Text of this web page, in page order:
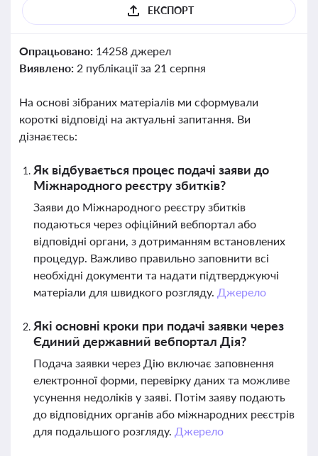
ЕКСПОРТ
Опрацьовано: 14258 джерел
Виявлено: 2 публікації за 21 серпня
На основі зібраних матеріалів ми сформували
короткі відповіді на актуальні запитання. Ви
дізнаєтесь:
Як відбувається процес подачі заяви до
Міжнародного реєстру збитків?
Заяви до Міжнародного реєстру збитків
подаються через офіційний вебпортал або
відповідні органи, з дотриманням встановлених
процедур. Важливо правильно заповнити всі
необхідні документи та надати підтверджуючі
матеріали для швидкого розгляду. Джерело
Які основні кроки при подачі заявки через
Єдиний державний вебпортал Дія?
Подача заявки через Дію включає заповнення
електронної форми, перевірку даних та можливе
усунення недоліків у заяві. Потім заяву подають
до відповідних органів або міжнародних реєстрів
для подальшого розгляду. Джерело